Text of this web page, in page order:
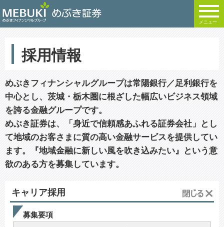
メニュー
採用情報
めぶきフィナンシャルグループは常陽銀行／足利銀行を
中心とし、茨城・栃木圏に根ざした幅広いビジネス領域
を誇る金融グループです。
めぶき証券は、「身近で信頼感あふれる証券会社」とし
て地域のお客さまに質の高い金融サービスを提供してい
ます。『地域金融に新しい風を吹き込みたい』という意
欲のある方を募集しています。
キャリア採用
募集要項